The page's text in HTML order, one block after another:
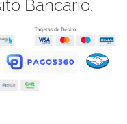
Bancario.